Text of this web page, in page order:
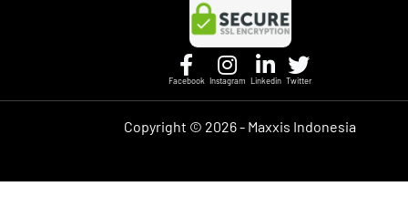
Facebook Instagram Linkedin Twitter
Copyright © 2026 - Maxxis Indonesia